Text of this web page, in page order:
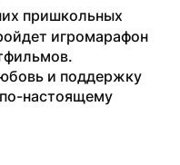
пришкольных
игромарафон
и поддержку
настоящему